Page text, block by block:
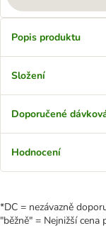
Popis produktu
Složení
Doporučené
Hodnocení
*DC = nezávazně
"běžně" = Nejnižší